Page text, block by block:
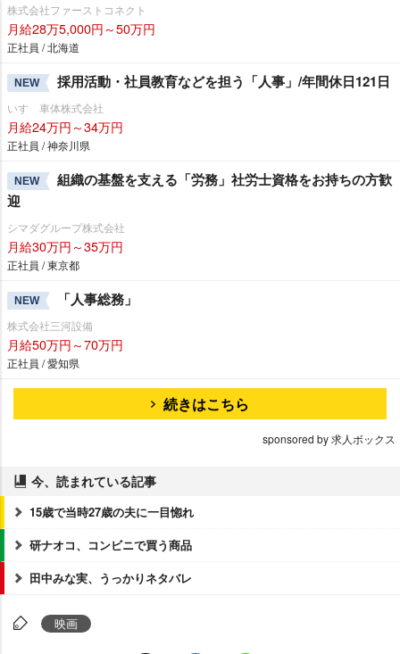
株式会社ファーストコネクト
月給28万5,000円～50万円
正社員 / 北海道
NEW 採用活動・社員教育などを担う「人事」/年間休日121日
いすゞ車体株式会社
月給24万円～34万円
正社員 / 神奈川県
NEW
組織の基盤を支える「労務」社労士資格をお持ちの方歓
迎
シマダグループ株式会社
月給30万円～35万円
正社員 / 東京都
NEW 「人事総務」
株式会社三河設備
月給50万円～70万円
正社員 / 愛知県
続きはこちら
sponsored by 求人ボックス
今、読まれている記事
15歳で当時27歳の夫に一目惚れ
研ナオコ、コンビニで買う商品
田中みな実、うっかりネタバレ
映画